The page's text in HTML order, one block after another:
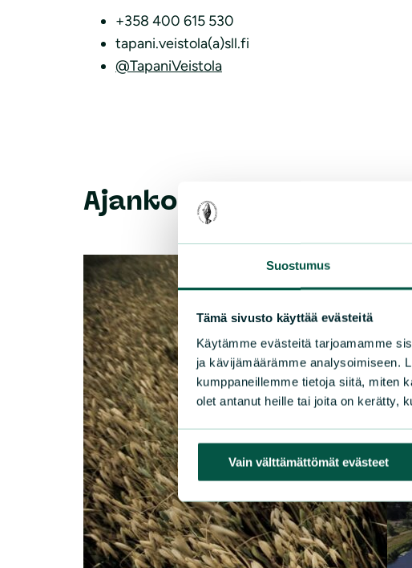
Suostumus
Tämä sivusto käyttää evästeitä
Käytämme evästeitä tarjoamamme
ja kävijämäärämme analysoimiseen.
kumppaneillemme tietoja siitä, miten
olet antanut heille tai joita on kerätty,
Vain välttämättömät evästeet
+358 400 615 530
tapani.veistola(a)sll.fi
@TapaniVeistola
Ajankohtaista